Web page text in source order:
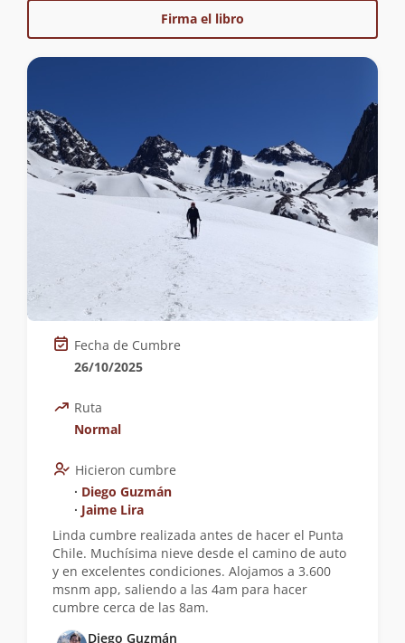
Firma el libro
Fecha de Cumbre
26/10/2025
Ruta
Normal
Hicieron cumbre
∙ Diego Guzmán
∙ Jaime Lira
Linda cumbre realizada antes de hacer el Punta
Chile. Muchísima nieve desde el camino de auto
y en excelentes condiciones. Alojamos a 3.600
msnm app, saliendo a las 4am para hacer
cumbre cerca de las 8am.
Diego Guzmán